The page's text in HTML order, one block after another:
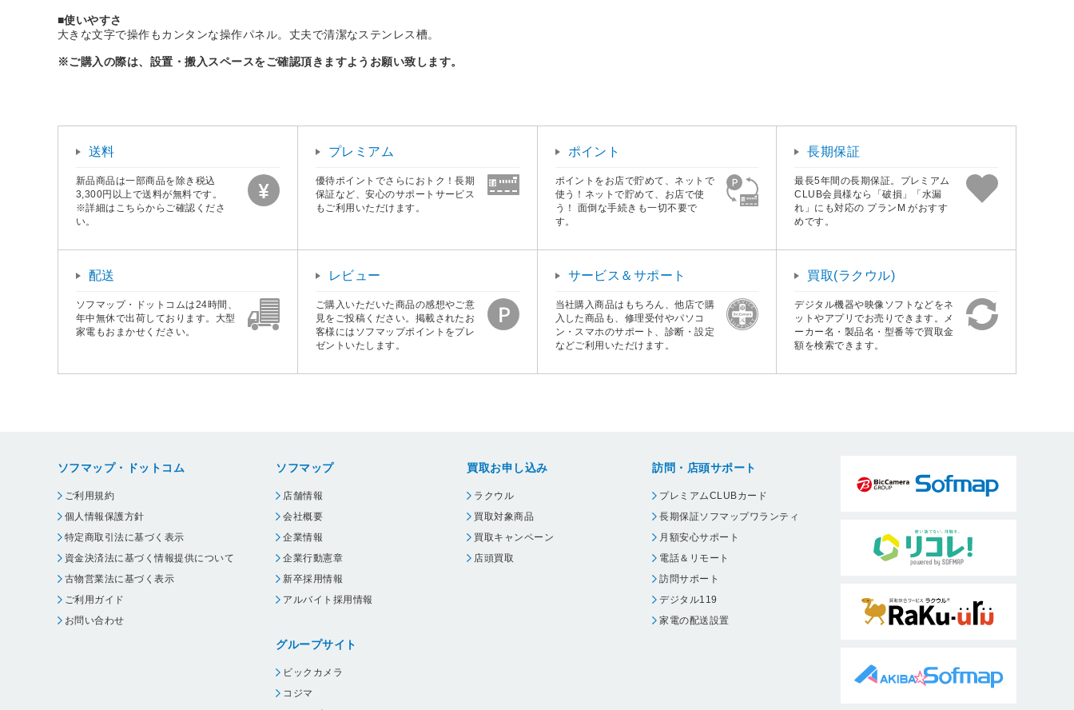
■使いやすさ
大きな文字で操作もカンタンな操作パネル。丈夫で清潔なステンレス槽。
※ご購入の際は、設置・搬入スペースをご確認頂きますようお願い致します。
送料
新品商品は一部商品を除き税込
3,300円以上で送料が無料です。
※詳細はこちらからご確認くださ
い。
プレミアム
優待ポイントでさらにおトク！長期
保証など、安心のサポートサービス
もご利用いただけます。
ポイント
ポイントをお店で貯めて、ネットで
使う！ネットで貯めて、お店で使
う！ 面倒な手続きも一切不要で
す。
長期保証
最長5年間の長期保証。プレミアム
CLUB会員様なら「破損」「水漏
れ」にも対応の プランM がおすす
めです。
配送
ソフマップ・ドットコムは24時間、
年中無休で出荷しております。大型
家電もおまかせください。
レビュー
ご購入いただいた商品の感想やご意
見をご投稿ください。掲載されたお
客様にはソフマップポイントをプレ
ゼントいたします。
サービス＆サポート
当社購入商品はもちろん、他店で購
入した商品も、修理受付やパソコ
ン・スマホのサポート、診断・設定
などご利用いただけます。
買取(ラクウル)
デジタル機器や映像ソフトなどをネ
ットやアプリでお売りできます。メ
ーカー名・製品名・型番等で買取金
額を検索できます。
ソフマップ・ドットコム
ご利用規約
個人情報保護方針
特定商取引法に基づく表示
資金決済法に基づく情報提供について
古物営業法に基づく表示
ご利用ガイド
お問い合わせ
ソフマップ
店舗情報
会社概要
企業情報
企業行動憲章
新卒採用情報
アルバイト採用情報
グループサイト
ビックカメラ
コジマ
買取お申し込み
ラクウル
買取対象商品
買取キャンペーン
店頭買取
訪問・店頭サポート
プレミアムCLUBカード
長期保証ソフマップワランティ
月額安心サポート
電話＆リモート
訪問サポート
デジタル119
家電の配送設置